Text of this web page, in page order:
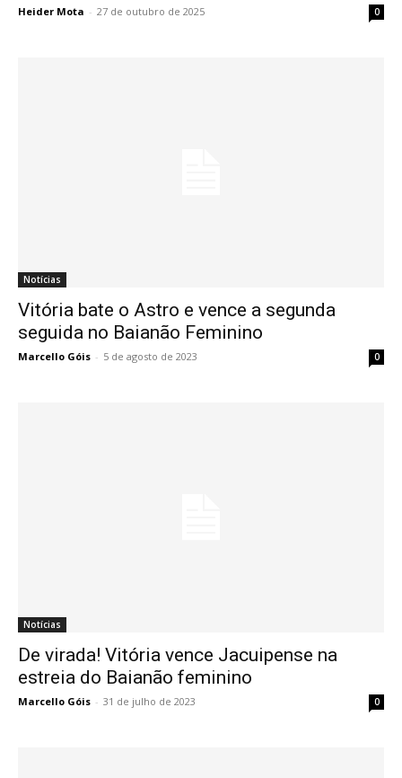
Heider Mota - 27 de outubro de 2025 0
Notícias
Vitória bate o Astro e vence a segunda
seguida no Baianão Feminino
Marcello Góis - 5 de agosto de 2023 0
Notícias
De virada! Vitória vence Jacuipense na
estreia do Baianão feminino
Marcello Góis - 31 de julho de 2023 0